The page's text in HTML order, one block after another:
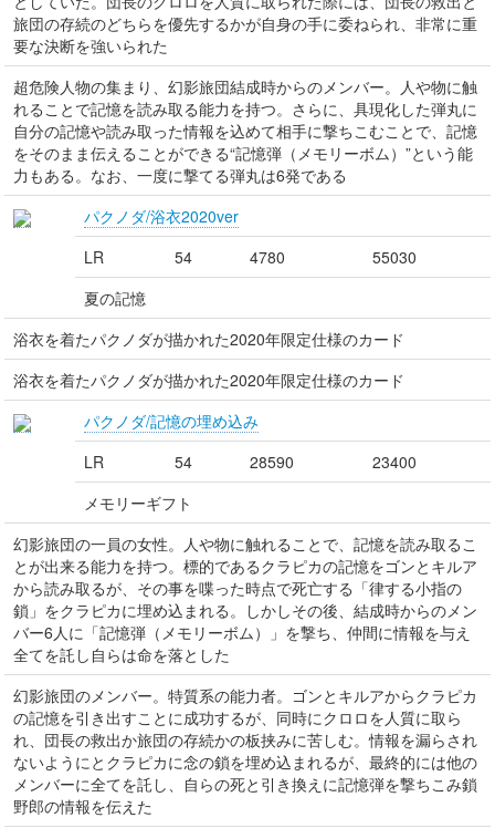
旅団の存続のどちらを優先するかが自身の手に委ねられ、非常に重
要な決断を強いられた
超危険人物の集まり、幻影旅団結成時からのメンバー。人や物に触
れることで記憶を読み取る能力を持つ。さらに、具現化した弾丸に
自分の記憶や読み取った情報を込めて相手に撃ちこむことで、記憶
をそのまま伝えることができる“記憶弾（メモリーボム）”という能
力もある。なお、一度に撃てる弾丸は6発である
パクノダ/浴衣2020ver
LR
54 4780
55030
夏の記憶
浴衣を着たパクノダが描かれた2020年限定仕様のカード
浴衣を着たパクノダが描かれた2020年限定仕様のカード
パクノダ/記憶の埋め込み
LR
54 28590
23400
メモリーギフト
幻影旅団の一員の女性。人や物に触れることで、記憶を読み取るこ
とが出来る能力を持つ。標的であるクラピカの記憶をゴンとキルア
から読み取るが、その事を喋った時点で死亡する「律する小指の
鎖」をクラピカに埋め込まれる。しかしその後、結成時からのメン
バー6人に「記憶弾（メモリーボム）」を撃ち、仲間に情報を与え
全てを託し自らは命を落とした
幻影旅団のメンバー。特質系の能力者。ゴンとキルアからクラピカ
の記憶を引き出すことに成功するが、同時にクロロを人質に取ら
れ、団長の救出か旅団の存続かの板挟みに苦しむ。情報を漏らされ
ないようにとクラピカに念の鎖を埋め込まれるが、最終的には他の
メンバーに全てを託し、自らの死と引き換えに記憶弾を撃ちこみ鎖
野郎の情報を伝えた